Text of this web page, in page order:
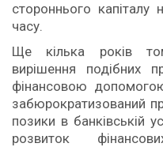
стороннього
часу.
Ще кілька років
вирішення подібних
фінансовою
забюрократизований
позики в банківській
розвиток